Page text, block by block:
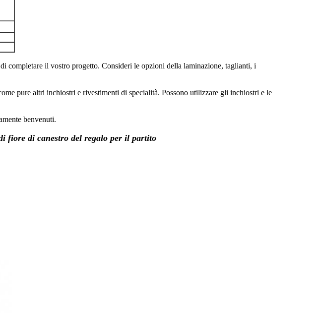
il vostro progetto. Consideri le opzioni della laminazione, taglianti, i
pure altri inchiostri e rivestimenti di specialità. Possono utilizzare gli inchiostri e le
benvenuti.
fiore di canestro del regalo per il partito